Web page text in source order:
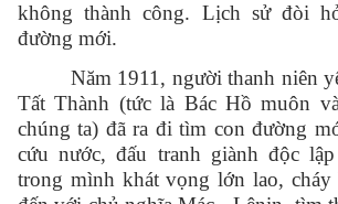
không thành công. Lịch sử đòi
đường mới.
Năm 1911, người thanh niên
Tất Thành (tức là Bác Hồ muôn
chúng ta) đã ra đi tìm con đường
cứu nước, đấu tranh giành độc
trong mình khát vọng lớn lao,